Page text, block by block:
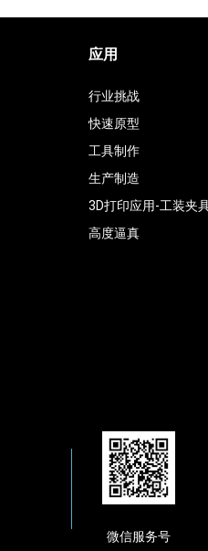
应用
行业挑战
快速原型
工具制作
生产制造
3D打印应用-工装夹
高度逼真
微信服务号